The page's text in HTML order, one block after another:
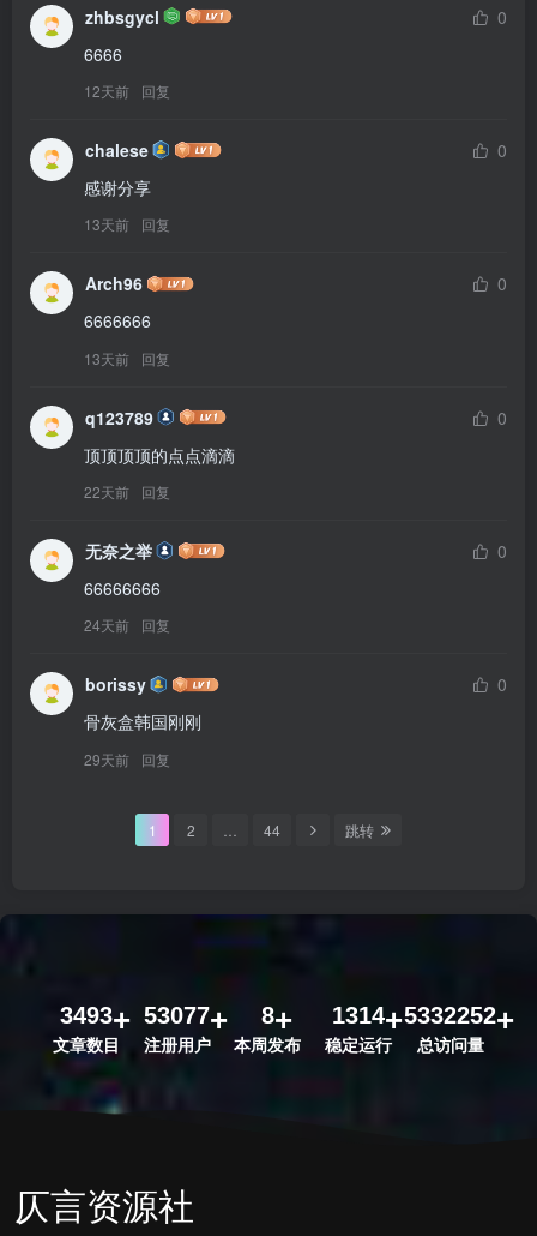
zhbsgycl
0
6666
12天前 回复
chalese
0
感谢分享
13天前 回复
Arch96
0
6666666
13天前 回复
q123789
0
顶顶顶顶的点点滴滴
22天前 回复
无奈之举
0
66666666
24天前 回复
borissy
0
骨灰盒韩国刚刚
29天前 回复
1 2 44 跳转
3493
文章数目
53077
注册用户
8
本周发布
1314
稳定运行
5332252
总访问量
仄言资源社